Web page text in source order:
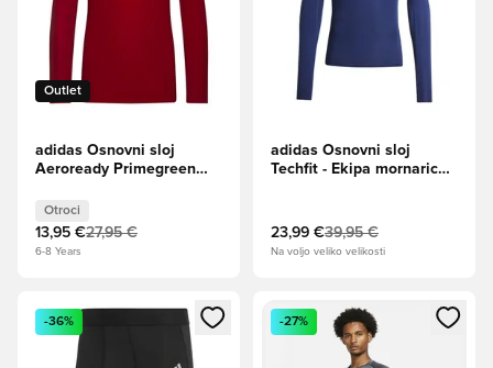
Outlet
adidas Osnovni sloj
Aeroready Primegreen
Otroci
13,95 €27,95 €
6-8 Years
adidas Osnovni sloj
Techfit - Ekipa mornarice
23,99 €39,95 €
Na voljo veliko velikosti
Odpre Modal za prijavo ali vpis kot član
-36%
Odpre Modal za prijavo ali
-27%